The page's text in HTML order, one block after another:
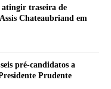
traseira de
Chateaubriand em
pré-candidatos a
Prudente